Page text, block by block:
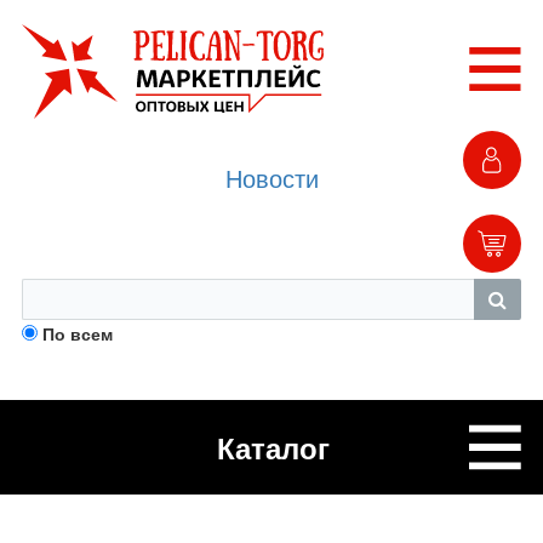
По всем
Новости
Каталог